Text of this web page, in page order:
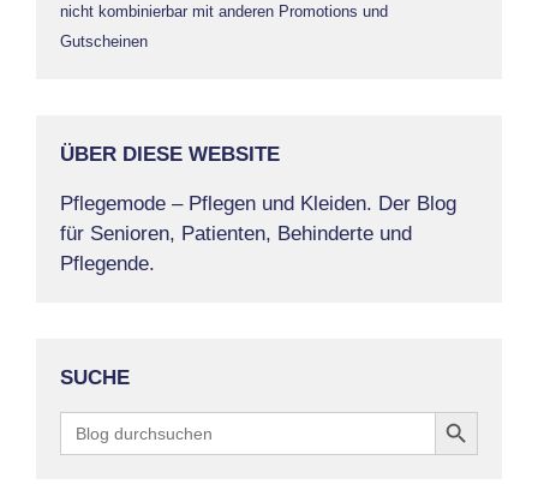
nicht kombinierbar mit anderen Promotions und
Gutscheinen
ÜBER DIESE WEBSITE
Pflegemode – Pflegen und Kleiden. Der Blog
für Senioren, Patienten, Behinderte und
Pflegende.
SUCHE
Search
for:
Search Button